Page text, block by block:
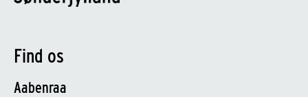
Find os
Aabenraa